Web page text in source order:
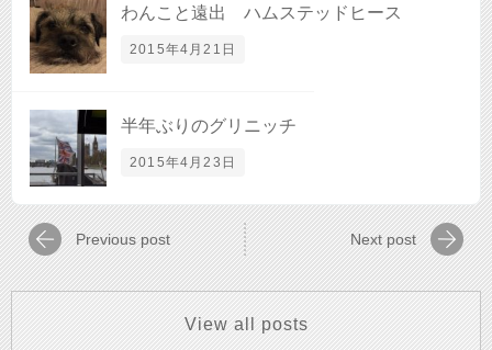
わんこと遠出 ハムステッドヒース
2015年4月21日
半年ぶりのグリニッチ
2015年4月23日
Previous post Next post
View all posts